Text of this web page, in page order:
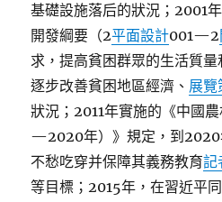
基礎設施落后的狀況；2001
開發綱要（2平面設計001—2
求，提高貧困群眾的生活質量
逐步改善貧困地區經濟、 展覽
狀況；2011年實施的《中國
—2020年）》規定，到2020
不愁吃穿并保障其義務教育記
等目標；2015年，在習近平